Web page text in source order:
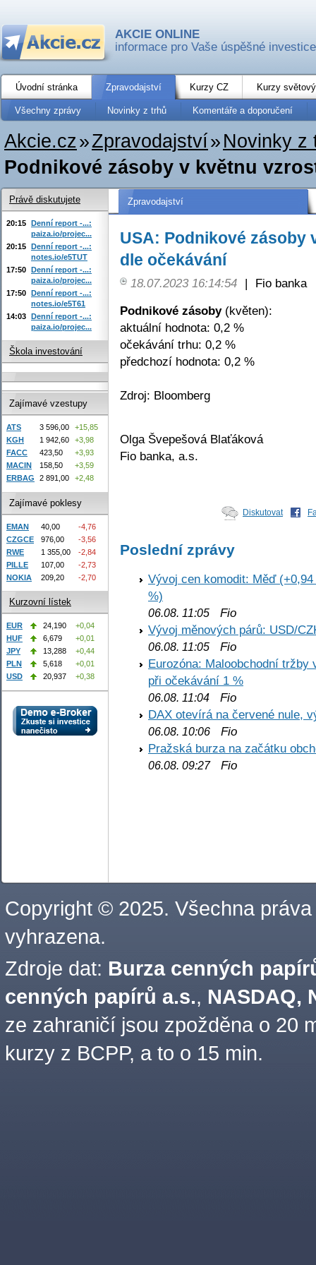
AKCIE ONLINE
informace pro Vaše úspěšné investice
Úvodní stránka Zpravodajství Kurzy CZ Kurzy
Všechny zprávy Novinky z trhů Komentáře a doporučení
Akcie.cz»Zpravodajství» Novinky z
Podnikové zásoby v květnu
Zpravodajství
USA: Podnikové zásoby
dle očekávání
18.07.2023 16:14:54 |
Fio banka
Podnikové zásoby(květen):
aktuální hodnota: 0,2 %
očekávání trhu: 0,2 %
předchozí hodnota: 0,2 %
Zdroj: Bloomberg
Olga Švepešová Blaťáková
Fio banka, a.s.
Diskutovat
Poslední zprávy
Vývoj cen komodit: Měď
%)
06.08. 11:05 Fio
Vývoj měnových párů: USD/
06.08. 11:05 Fio
Eurozóna: Maloobchodní
při očekávání 1 %
06.08. 11:04 Fio
DAX otevírá na červené nule,
06.08. 10:06 Fio
Pražská burza na začátku
06.08. 09:27Fio
Právě diskutujete
20:15 Denní report -...:
paiza.io/projec...
20:15 Denní report -...:
notes.io/e5TUT
17:50 Denní report -...:
paiza.io/projec...
17:50 Denní report -...:
notes.io/e5T61
14:03 Denní report -...:
paiza.io/projec...
Škola investování
Zajímavé vzestupy
ATS 3 596,00
+15,85
KGH
1 942,60
+3,98
FACC
423,50
+3,93
MACIN
158,50
+3,59
ERBAG
2 891,00 +2,48
Zajímavé poklesy
EMAN 40,00
-4,76
CZGCE
976,00
-3,56
RWE
1 355,00
-2,84
PILLE
107,00
-2,73
NOKIA
209,20 -2,70
Kurzovní lístek
EUR 24,190
+0,04
HUF
6,679
+0,01
JPY
13,288
+0,44
PLN
5,618
+0,01
USD
20,937 +0,38
Copyright © 2025. Všechna práva
vyhrazena.
Zdroje dat: Burza cenných
cenných papírů a.s., NASDAQ,
ze zahraničí jsou zpožděna o 20
kurzy z BCPP, a to o 15 min.